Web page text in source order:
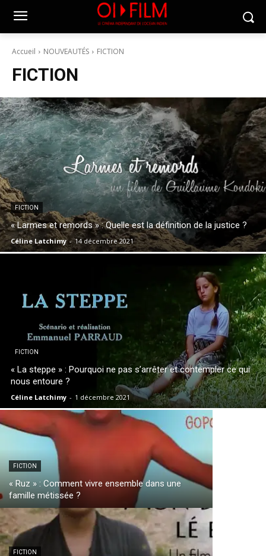
Accueil NOUVEAUTÉS FICTION
FICTION
FICTION
« Larmes et remords » : Quelle est la définition de la justice ?
Céline Latchimy - 14 décembre 2021
FICTION
« La steppe » : Pourquoi ne pas s’arrêter et contempler ce qui
nous entoure ?
Céline Latchimy - 1 décembre 2021
FICTION
« Ruz » : Comment vivre ensemble dans une
famille métissée ?
FICTION